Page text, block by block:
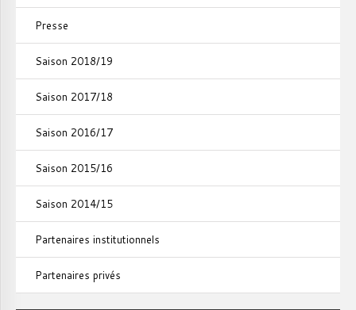
Presse
Saison 2018/19
Saison 2017/18
Saison 2016/17
Saison 2015/16
Saison 2014/15
Partenaires institutionnels
Partenaires privés